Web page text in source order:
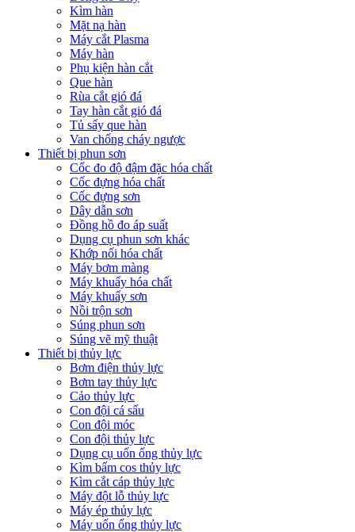
Kìm hàn
Mặt nạ hàn
Máy cắt Plasma
Máy hàn
Phụ kiện hàn cắt
Que hàn
Rùa cắt gió đá
Tay hàn cắt gió đá
Tủ sấy que hàn
Van chống cháy ngược
Thiết bị phun sơn
Cốc đo độ đậm đặc hóa chất
Cốc đựng hóa chất
Cốc đựng sơn
Dây dẫn sơn
Đồng hồ đo áp suất
Dụng cụ phun sơn khác
Khớp nối hóa chất
Máy bơm màng
Máy khuấy hóa chất
Máy khuấy sơn
Nồi trộn sơn
Súng phun sơn
Súng vẽ mỹ thuật
Thiết bị thủy lực
Bơm điện thủy lực
Bơm tay thủy lực
Cảo thủy lực
Con đội cá sấu
Con đội móc
Con đội thủy lực
Dụng cụ uốn ống thủy lực
Kìm bấm cos thủy lực
Kìm cắt cáp thủy lực
Máy đột lỗ thủy lực
Máy ép thủy lực
Máy uốn ống thủy lực